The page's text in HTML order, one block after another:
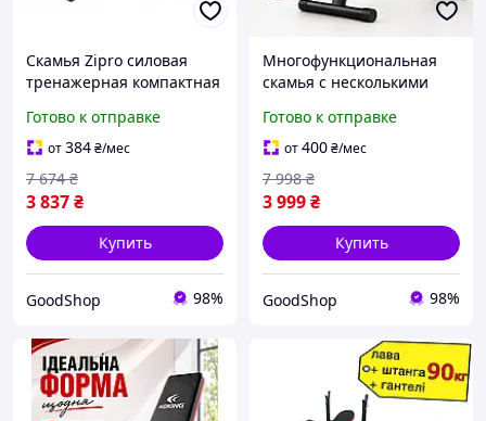
Скамья Zipro силовая
тренажерная компактная
домашних тренировок
универсальный
компактный тренажер
Готово к отправке
от384₴/мес
3 837₴
7 674 ₴
Купить
GoodShop 98%
Многофункциональная
скамья с несколькими
домашних силовых
тренировок, лавка для
фитнеса дома
Готово к отправке
от400₴/мес
3 999₴
7 998 ₴
Купить
GoodShop 98%